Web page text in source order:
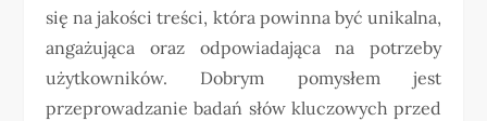
się na jakości treści, która powinna być unikalna,
angażująca oraz odpowiadająca na potrzeby
użytkowników. Dobrym pomysłem jest
przeprowadzanie badań słów kluczowych przed